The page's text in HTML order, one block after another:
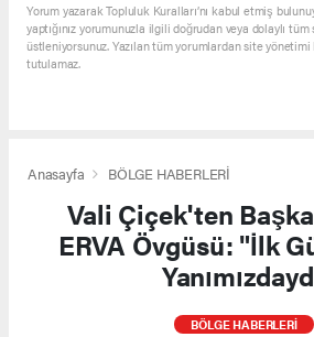
Yorum yazarak Topluluk Kuralları’nı kabul etmiş
yaptığınız yorumunuzla ilgili doğrudan veya dolaylı
üstleniyorsunuz. Yazılan tüm yorumlardan site
tutulamaz.
Anasayfa BÖLGE HABERLERİ
Vali Çiçek'ten
ERVA Övgüsü: "İlk
BÖLGE HABERLERİ